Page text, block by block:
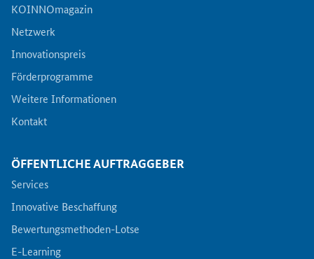
KOINNOmagazin
Netzwerk
Innovationspreis
Förderprogramme
Weitere Informationen
Kontakt
ÖFFENTLICHE AUFTRAGGEBER
Services
Innovative Beschaffung
Bewertungsmethoden-Lotse
E-Learning